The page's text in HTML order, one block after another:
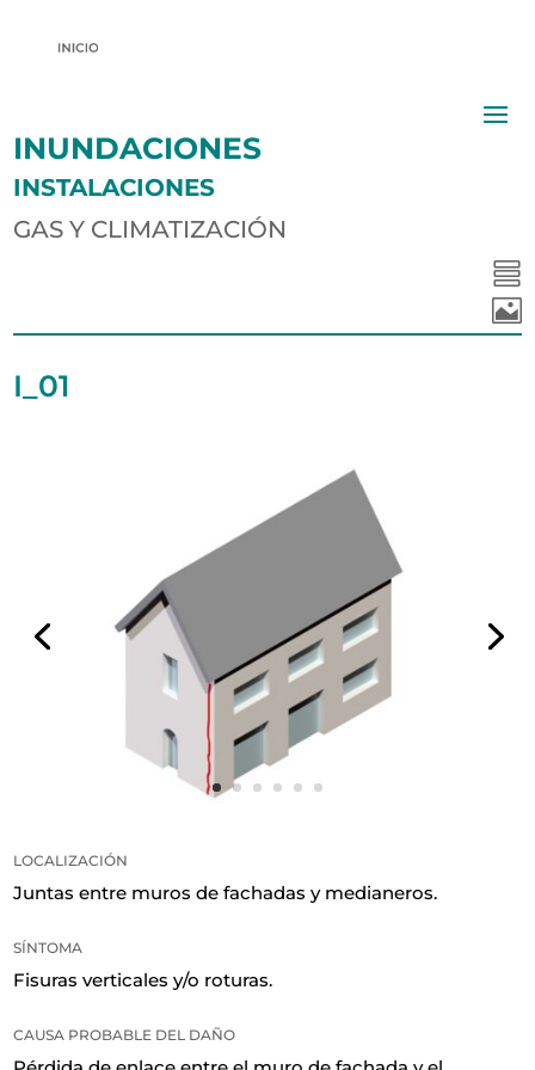
INUNDACIONES
INSTALACIONES
GAS Y CLIMATIZACIÓN


I_01
LOCALIZACIÓN
Juntas entre muros de fachadas y medianeros.
SÍNTOMA
Fisuras verticales y/o roturas.
CAUSA PROBABLE DEL DAÑO